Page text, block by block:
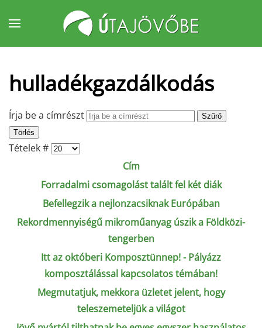
Fő tartalom átugrása
hulladékgazdálkodás
Írja be a címrészt
Szűrő
Törlés
Tételek #
Cím
Forradalmi csomagolást talált fel két diák
Befellegzik a nejlonzacsiknak Európában
Rekordmennyiségű mikroműanyag úszik a Földközi-
tengerben
Itt az októberi Komposztünnep! - Pályázz
komposztálással kapcsolatos témában!
Megmutatjuk, mekkora üzletet jelent, hogy
teleszemeteljük a világot